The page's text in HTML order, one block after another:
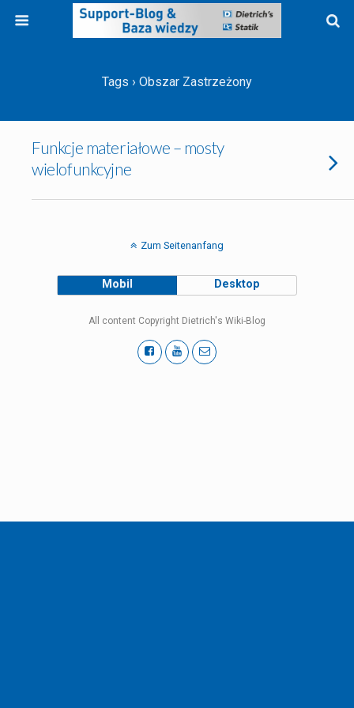
Tags › Obszar Zastrzeżony
Funkcje materiałowe – mosty
wielofunkcyjne
Zum Seitenanfang
Mobil Desktop
All content Copyright Dietrich's Wiki-Blog